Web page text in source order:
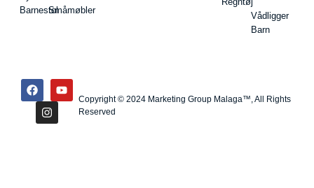
BarnestolSmåmøbler
Vådligger
Barn
Copyright © 2024 Marketing Group Malaga™, All Rights
Reserved